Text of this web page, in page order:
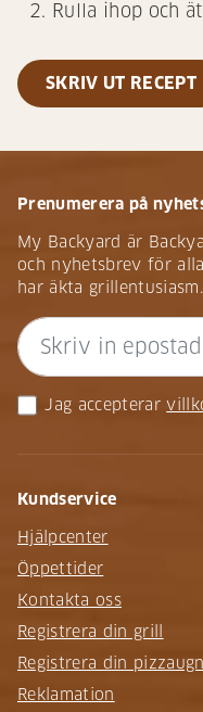
Rulla ihop och
SKRIV UT RECEPT
Prenumerera på
My Backyard är
och nyhetsbrev för
har äkta grillentusiasm.
Jag accepterar
Kundservice
Hjälpcenter
Öppettider
Kontakta oss
Registrera din grill
Registrera din pizzaugn
Reklamation